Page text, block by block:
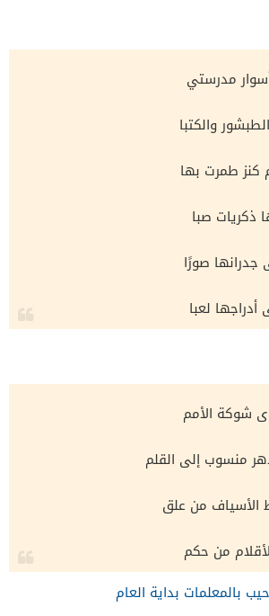
مدرستي
والكتبا
كنز طمرت بها
ذكريات صبا
صورًا
لعبا
شوكة الأمم
منسوب إلى القلم
الأسياف من علق
من حكم
بالمعلمات بداية العام